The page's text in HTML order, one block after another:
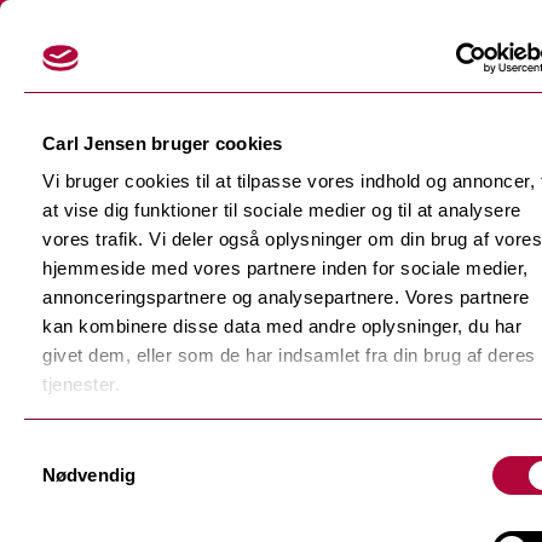
Carl Jensen bruger cookies
Vi bruger cookies til at tilpasse vores indhold og annoncer,
at vise dig funktioner til sociale medier og til at analysere
vores trafik. Vi deler også oplysninger om din brug af vores
hjemmeside med vores partnere inden for sociale medier,
annonceringspartnere og analysepartnere. Vores partnere
kan kombinere disse data med andre oplysninger, du har
givet dem, eller som de har indsamlet fra din brug af deres
tjenester.
Nødvendig
Skærefolier
Tilbage
Dekorationsfolier
Tilbage
Støbte dekorationsfolier
Monomere dekorationsfolie